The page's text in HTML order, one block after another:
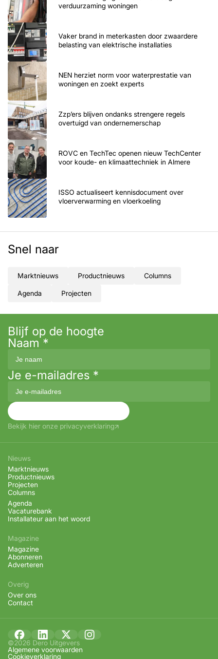
verduurzaming woningen
Vaker brand in meterkasten door zwaardere
belasting van elektrische installaties
NEN herziet norm voor waterprestatie van
woningen en zoekt experts
Zzp’ers blijven ondanks strengere regels
overtuigd van ondernemerschap
ROVC en TechTec openen nieuw TechCenter
voor koude- en klimaattechniek in Almere
ISSO actualiseert kennisdocument over
vloerverwarming en vloerkoeling
Snel naar
Marktnieuws Productnieuws Columns
Agenda Projecten
Blijf op de hoogte
Naam *
Je e-mailadres *
Bekijk hier onze privacyverklaring
Nieuws
Marktnieuws
Productnieuws
Projecten
Columns
Agenda
Vacaturebank
Installateur aan het woord
Magazine
Magazine
Abonneren
Adverteren
Overig
Over ons
Contact
©2026 Dero Uitgevers
Algemene voorwaarden
Cookieverklaring